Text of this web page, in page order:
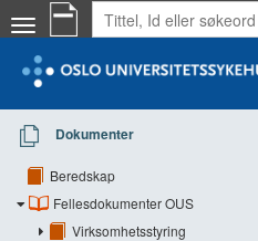
Dokumenter
Beredskap
Fellesdokumenter OUS
Virksomhetsstyring